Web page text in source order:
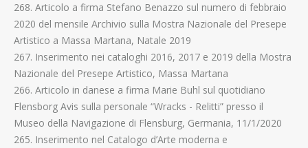
268. Articolo a firma Stefano Benazzo sul numero di febbraio
2020 del mensile Archivio sulla Mostra Nazionale del Presepe
Artistico a Massa Martana, Natale 2019
267. Inserimento nei cataloghi 2016, 2017 e 2019 della Mostra
Nazionale del Presepe Artistico, Massa Martana
266. Articolo in danese a firma Marie Buhl sul quotidiano
Flensborg Avis sulla personale “Wracks - Relitti” presso il
Museo della Navigazione di Flensburg, Germania, 11/1/2020
265. Inserimento nel Catalogo d’Arte moderna e